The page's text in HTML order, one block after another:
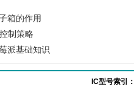
箱的作用
制策略
派基础知识
IC型号索引：